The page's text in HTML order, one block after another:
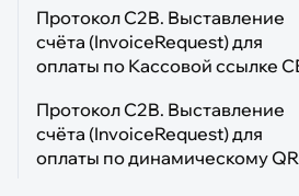
Шаг 2.
всех банков-
СБП и «банк по
умолчанию»
Протокол C2B. Выставление
счёта (InvoiceRequest) для
оплаты по Кассовой ссылке
Протокол C2B. Выставление
счёта (InvoiceRequest) для
оплаты по динамическому QR